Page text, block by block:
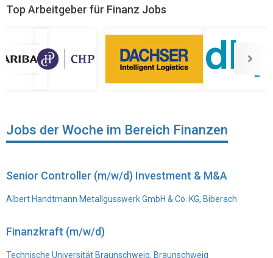
Top Arbeitgeber für Finanz Jobs
Jobs der Woche im Bereich Finanzen
Senior Controller (m/w/d) Investment & M&A
Albert Handtmann Metallgusswerk GmbH & Co. KG, Biberach
Finanzkraft (m/w/d)
Technische Universität Braunschweig, Braunschweig